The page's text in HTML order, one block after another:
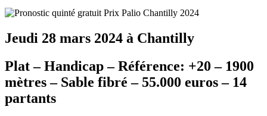
Jeudi 28 mars 2024 à Chantilly
Plat – Handicap – Référence: +20 – 1900
mètres – Sable fibré – 55.000 euros – 14
partants